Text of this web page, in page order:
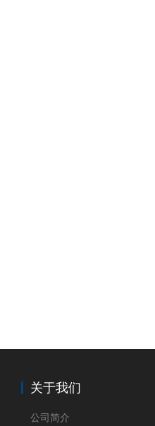
关于我们
公司简介